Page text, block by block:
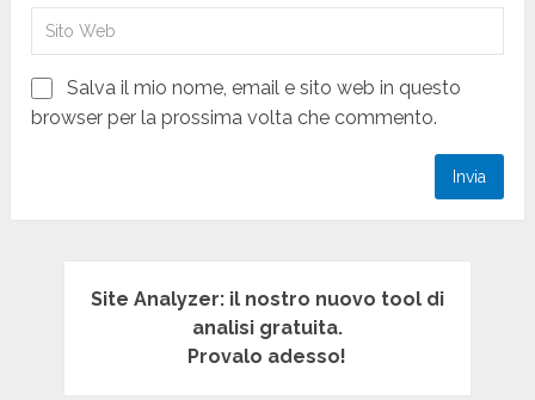
Salva il mio nome, email e sito web in questo
browser per la prossima volta che commento.
Site Analyzer: il nostro nuovo tool di
analisi gratuita.
Provalo adesso!